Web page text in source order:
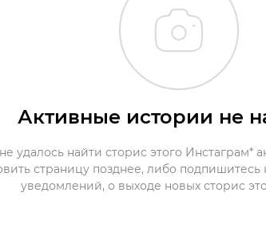
Активные истории не
удалось найти сторис этого Инстаграм*
страницу позднее, либо подпишитесь
уведомлений, о выходе новых сторис